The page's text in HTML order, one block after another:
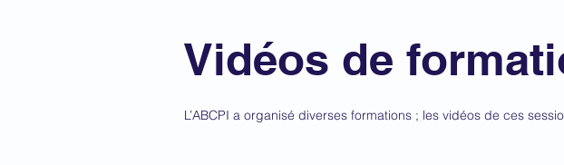
Vidéos de
L’ABCPI a organisé diverses formations ; les vidéos de ces